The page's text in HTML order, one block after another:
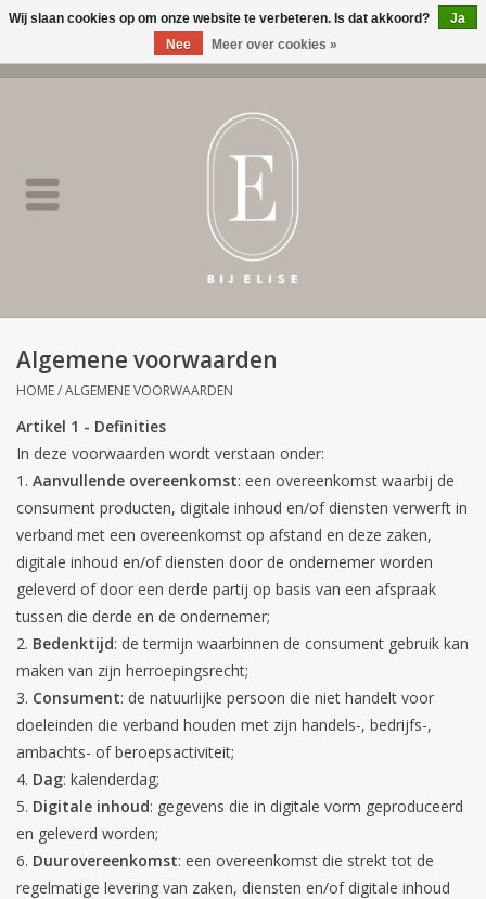
BIJ ELISE
SALE
Merken
Algemene voorwaarden
HOME/ALGEMENE VOORWAARDEN
Artikel 1 - Definities
In deze voorwaarden wordt verstaan onder:
Aanvullende overeenkomst: een overeenkomst waarbij de
consument producten, digitale inhoud en/of diensten verwerft in
verband met een overeenkomst op afstand en deze zaken,
digitale inhoud en/of diensten door de ondernemer worden
geleverd of door een derde partij op basis van een afspraak
tussen die derde en de ondernemer;
Bedenktijd: de termijn waarbinnen de consument gebruik kan
maken van zijn herroepingsrecht;
Consument: de natuurlijke persoon die niet handelt voor
doeleinden die verband houden met zijn handels-, bedrijfs-,
ambachts- of beroepsactiviteit;
Dag: kalenderdag;
Digitale inhoud: gegevens die in digitale vorm geproduceerd
en geleverd worden;
Duurovereenkomst: een overeenkomst die strekt tot de
regelmatige levering van zaken, diensten en/of digitale inhoud
Wij slaan cookies op om onze website te verbeteren. Is dat akkoord?
Ja
Nee
Meer over cookies »